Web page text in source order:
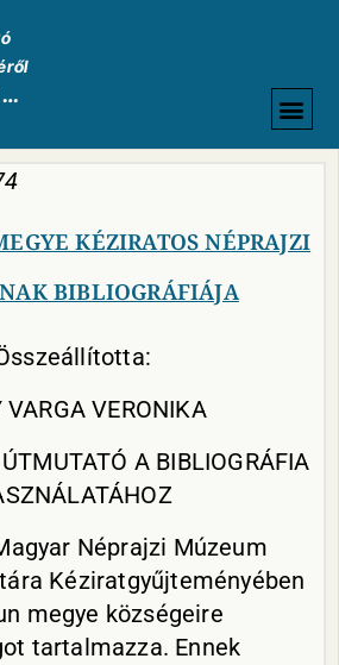
…
KÉZIRATOS NÉPRAJZI
BIBLIOGRÁFIÁJA
VARGA VERONIKA
A BIBLIOGRÁFIA
Néprajzi Múzeum
Kéziratgyűjteményében
megye községeire
tartalmazza. Ennek